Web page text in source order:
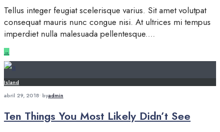
Tellus integer feugiat scelerisque varius. Sit amet volutpat
consequat mauris nunc congue nisi. At ultrices mi tempus
imperdiet nulla malesuada pellentesque....
→
Island
abril 29, 2018• byadmin
Ten Things You Most Likely Didn’t See